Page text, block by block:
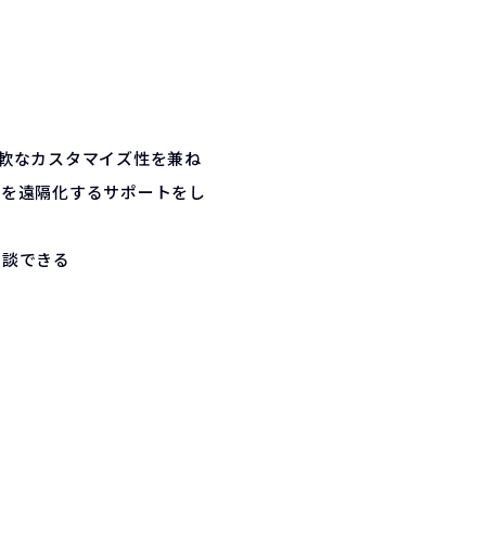
なカスタマイズ性を兼ね
遠隔化するサポートをし
できる